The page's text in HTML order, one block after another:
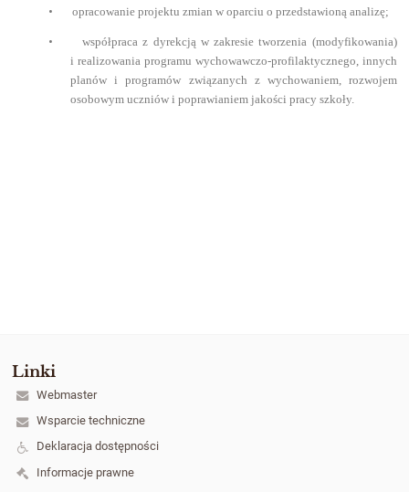
•opracowanie projektu zmian w oparciu o przedstawioną analizę;
• współpraca z dyrekcją w zakresie tworzenia (modyfikowania)
i realizowania programu wychowawczo-profilaktycznego, innych
planów i programów związanych z wychowaniem, rozwojem
osobowym uczniów i poprawianiem jakości pracy szkoły.
Linki
Webmaster
Wsparcie techniczne
Deklaracja dostępności
Informacje prawne